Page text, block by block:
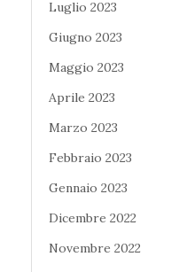
Luglio 2023
Giugno 2023
Maggio 2023
Aprile 2023
Marzo 2023
Febbraio 2023
Gennaio 2023
Dicembre 2022
Novembre 2022